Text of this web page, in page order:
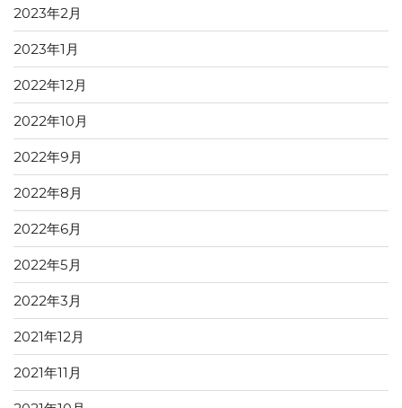
2023年2月
2023年1月
2022年12月
2022年10月
2022年9月
2022年8月
2022年6月
2022年5月
2022年3月
2021年12月
2021年11月